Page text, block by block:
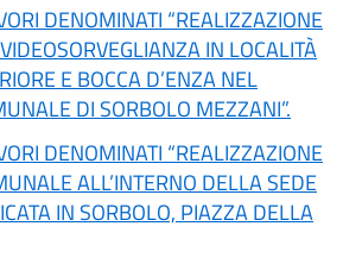
DENOMINATI “REALIZZAZIONE
IN LOCALITÀ
E BOCCA D’ENZA NEL
DI SORBOLO MEZZANI”.
DENOMINATI “REALIZZAZIONE
ALL’INTERNO DELLA SEDE
IN SORBOLO, PIAZZA DELLA